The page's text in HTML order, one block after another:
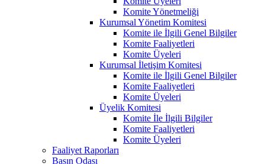
Komite Yönetmeliği
Kurumsal Yönetim Komitesi
Komite ile İlgili Genel Bilgiler
Komite Faaliyetleri
Komite Üyeleri
Kurumsal İletişim Komitesi
Komite ile İlgili Genel Bilgiler
Komite Faaliyetleri
Komite Üyeleri
Üyelik Komitesi
Komite İle İlgili Bilgiler
Komite Faaliyetleri
Komite Üyeleri
Faaliyet Raporları
Basın Odası